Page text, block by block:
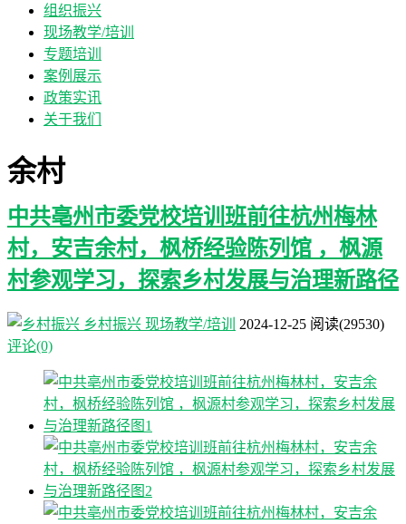
组织振兴
现场教学/培训
专题培训
案例展示
政策实讯
关于我们
余村
中共亳州市委党校培训班前往杭州梅林
村，安吉余村，枫桥经验陈列馆 ，枫源
村参观学习，探索乡村发展与治理新路径
乡村振兴 现场教学/培训 2024-12-25 阅读(29530)
评论(0)